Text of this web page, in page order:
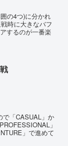
の4つ)に分かれ
時に大きなバフ
するのが一番楽
で「CASUAL」か
」
」で進めて